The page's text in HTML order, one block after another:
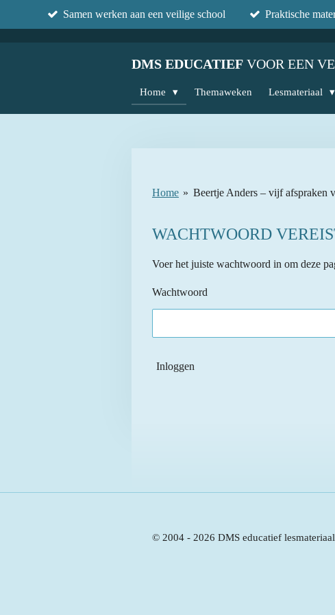
direct
Samen werken aan een veilige school Praktische
DMS EDUCATIEF VOOR EEN
Home Themaweken Lesmateriaal
Home » Beertje Anders – vijf afspraken
WACHTWOORD
Voer het juiste wachtwoord in om deze
Wachtwoord
Inloggen
© 2004 - 2026 DMS educatief lesmateriaal